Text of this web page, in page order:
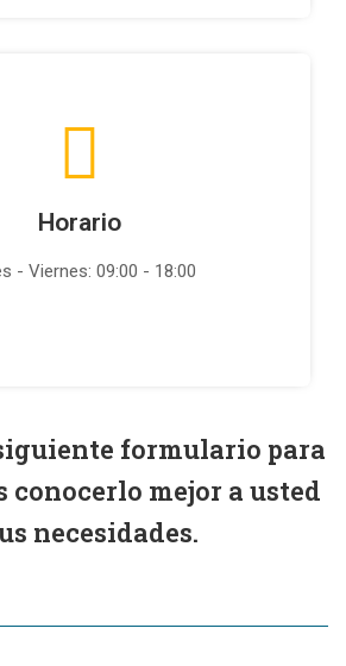
Horario
- Viernes: 09:00 - 18:00
formulario para
conocerlo mejor a usted
necesidades.